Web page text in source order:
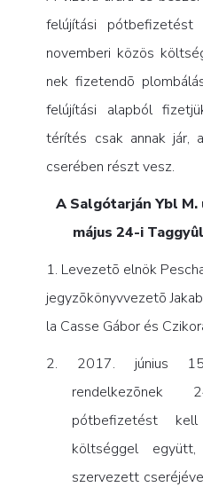
felújítási
novemberi közös
nek fizetendõ
felújítási alapból
térítés csak annak jár,
cserében részt vesz.
A Salgótarján Ybl
május 24-i
1. Levezetõ elnök
jegyzõkönyvvezetõ
la Casse Gábor és
2. 2017. június
pótbefizetést
költséggel
szervezett